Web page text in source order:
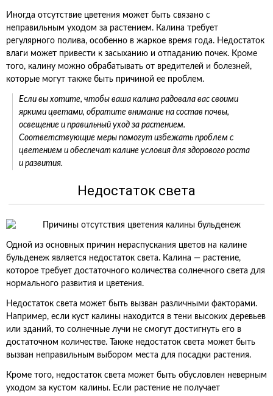
Иногда отсутствие цветения может быть связано с
неправильным уходом за растением. Калина требует
регулярного полива, особенно в жаркое время года. Недостаток
влаги может привести к засыханию и отпаданию почек. Кроме
того, калину можно обрабатывать от вредителей и болезней,
которые могут также быть причиной ее проблем.
Если вы хотите, чтобы ваша калина радовала вас своими
яркими цветами, обратите внимание на состав почвы,
освещение и правильный уход за растением.
Соответствующие меры помогут избежать проблем с
цветением и обеспечат калине условия для здорового роста
и развития.
Недостаток света
Одной из основных причин нераспускания цветов на калине
бульденеж является недостаток света. Калина — растение,
которое требует достаточного количества солнечного света для
нормального развития и цветения.
Недостаток света может быть вызван различными факторами.
Например, если куст калины находится в тени высоких деревьев
или зданий, то солнечные лучи не смогут достигнуть его в
достаточном количестве. Также недостаток света может быть
вызван неправильным выбором места для посадки растения.
Кроме того, недостаток света может быть обусловлен неверным
уходом за кустом калины. Если растение не получает